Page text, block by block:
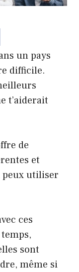
un pays
difficile.
t’aiderait
de
et
peux utiliser
ces
sont
même si